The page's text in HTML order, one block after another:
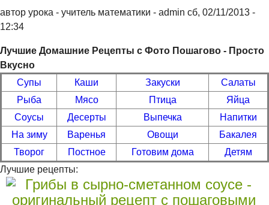
автор урока - учитель математики - admin сб, 02/11/2013 -
12:34
Лучшие Домашние Рецепты с Фото Пошагово - Просто
Вкусно
Супы
Каши Закуски
Салаты
Рыба
Мясо Птица
Яйца
Соусы
Десерты Выпечка
Напитки
На зиму
Варенья Овощи
Бакалея
Творог
Постное Готовим дома
Детям
Лучшие рецепты: